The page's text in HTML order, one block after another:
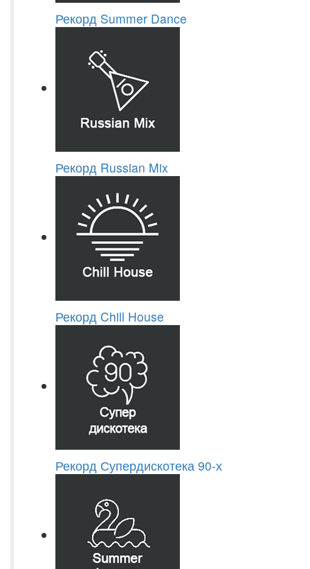
Рекорд Summer Dance
Рекорд Russian Mix
Рекорд Chill House
Рекорд Супердискотека 90-х